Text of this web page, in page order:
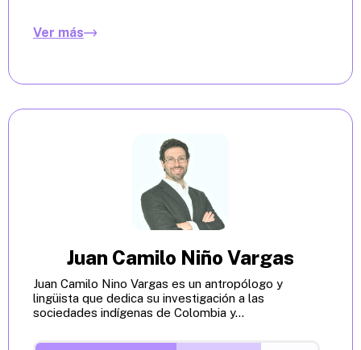
Ver más
Juan Camilo Niño Vargas
Juan Camilo Nino Vargas es un antropólogo y
lingüista que dedica su investigación a las
sociedades indígenas de Colombia y...